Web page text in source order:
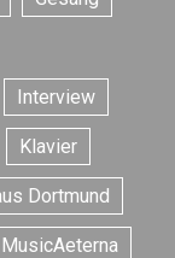
Interview
Klavier
Dortmund
MusicAeterna